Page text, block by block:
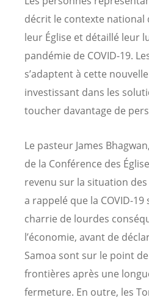
décrit le contexte national
leur Église et détaillé leur
pandémie de COVID-19.
s’adaptent à cette
investissant dans les
toucher davantage de
Le pasteur James
de la Conférence des
revenu sur la situation
a rappelé que la COVID-
charrie de lourdes
l’économie, avant de
Samoa sont sur le point
frontières après une
fermeture. En outre, les